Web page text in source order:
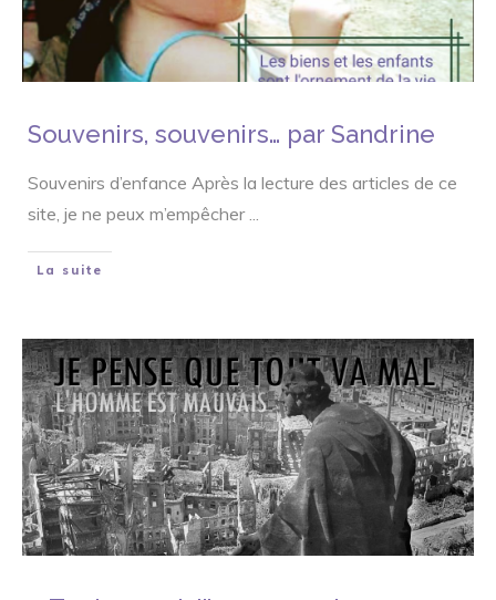
Souvenirs, souvenirs… par Sandrine
Souvenirs d’enfance Après la lecture des articles de ce
site, je ne peux m’empêcher
La suite